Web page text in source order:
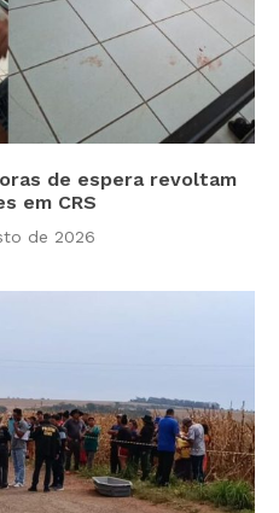
de espera revoltam
em CRS
de 2026